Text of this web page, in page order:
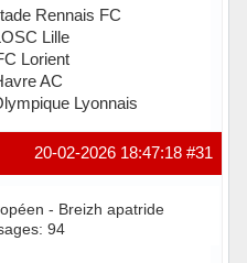
Rennais FC
Lille
Lorient
AC
Lyonnais
#31
20-02-2026 18:47:18
- Breizh apatride
94